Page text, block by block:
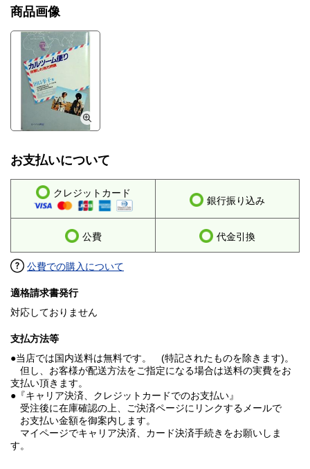
商品画像
お支払いについて
クレジットカード
銀行振り込み
公費 代金引換
公費での購入について
適格請求書発行
対応しておりません
支払方法等
●当店では国内送料は無料です。 (特記されたものを除きます)。
但し、お客様が配送方法をご指定になる場合は送料の実費をお
支払い頂きます。
●『キャリア決済、クレジットカードでのお支払い』
受注後に在庫確認の上、ご決済ページにリンクするメールで
お支払い金額を御案内します。
マイページでキャリア決済、カード決済手続きをお願いしま
す。